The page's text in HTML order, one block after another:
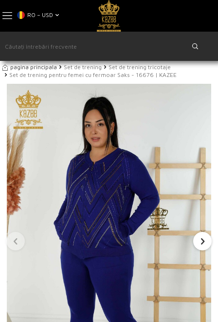
RO − USD
pagina principala Set de trening
Set de trening tricotaje
Set de trening pentru femei cu fermoar Saks - 16676 | KAZEE